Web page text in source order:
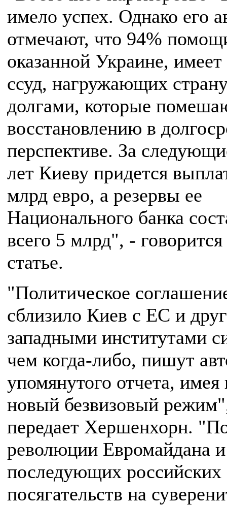
имело успех. Однако его
отмечают, что 94%
оказанной Украине,
ссуд, нагружающих
долгами, которые
восстановлению в
перспективе. За
лет Киеву придется
млрд евро, а резервы ее
Национального банка
всего 5 млрд", - говорится
статье.
"Политическое
сблизило Киев с ЕС и
западными институтами
чем когда-либо, пишут
упомянутого отчета, имея
новый безвизовый
передает Хершенхорн.
революции Евромайдана и
последующих российских
посягательств на